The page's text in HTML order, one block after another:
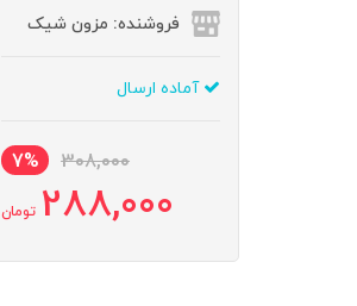
فروشنده: مزون شیک
آماده ارسال
308,000
7%
288,000 تومان